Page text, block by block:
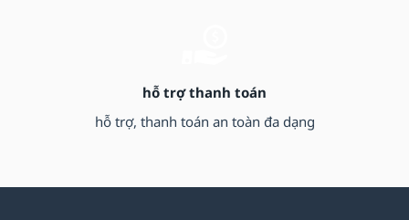
hỗ trợ thanh toán
hỗ trợ, thanh toán an toàn đa dạng